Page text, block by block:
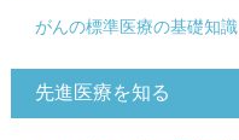
がんの標準医療の基礎知識
先進医療を知る